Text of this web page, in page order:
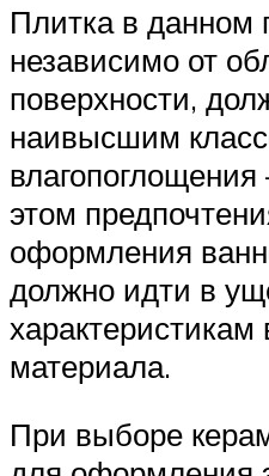
Плитка в данном
независимо от
поверхности,
наивысшим
этом
оформления
должно идти в
характеристикам
материала.
При выборе